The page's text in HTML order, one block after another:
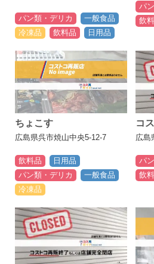
パン類・デリカ
一般食品
冷凍品
飲料品 日用品
パ
飲
ちょこす
広島県呉市焼山中央5-12-7
飲料品
日用品
パン類・デリカ
一般食品
冷凍品
コ
広島
パ
飲